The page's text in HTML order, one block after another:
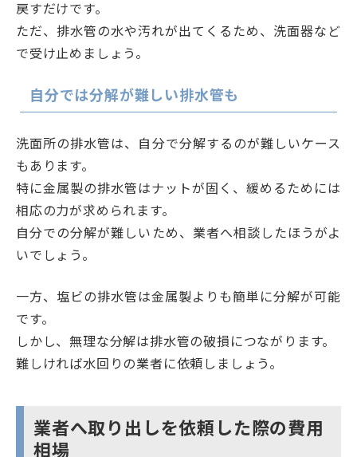
戻すだけです。
ただ、排水管の水や汚れが出てくるため、洗面器など
で受け止めましょう。
自分では分解が難しい排水管も
洗面所の排水管は、自分で分解するのが難しいケース
もあります。
特に金属製の排水管はナットが固く、緩めるためには
相応の力が求められます。
自分での分解が難しいため、業者へ相談したほうがよ
いでしょう。
一方、塩ビの排水管は金属製よりも簡単に分解が可能
です。
しかし、無理な分解は排水管の破損につながります。
難しければ水回りの業者に依頼しましょう。
業者へ取り出しを依頼した際の費用
相場